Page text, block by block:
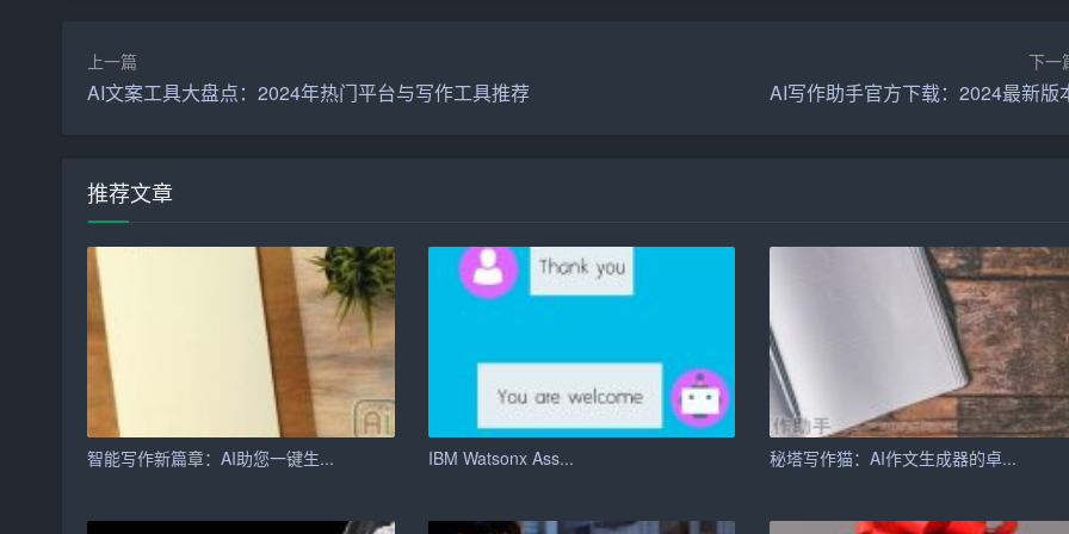
（3）组织学生会部门间交流活动，促进成员之间的了解和友谊。
（1）加强秘书处成员的培训，提高业务水平和综合素质。
（2）设立秘书处服务热线或邮箱，及时解决学生会在工作中遇到的问题。
（3）优化学生会活动现场组织和服务工作，提升学生会的形象和影响力。
4. 培养学生会的创新精神
（1）鼓励秘书处成员积极参与学生会内部创新项目，为学生会的改革和发展提供新思路。
（2）加强与兄弟院校学生会的交流，借鉴先进经验，推动学生会工作的创新发展。
上一篇
AI文案工具大盘点：2024年热门平台与写作工具推荐
下一
AI写作助手官方下载：2024最新版
推荐文章
智能写作新篇章：AI助您一键生... IBM Watsonx Ass... 秘塔写作猫：AI作文生成器的卓...